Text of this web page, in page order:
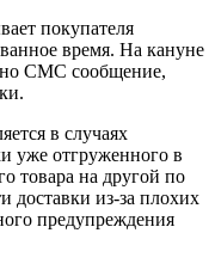
покупателя
время. На кануне
СМС сообщение,
в случаях
уже отгруженного в
товара на другой по
доставки из-за плохих
предупреждения